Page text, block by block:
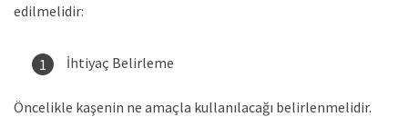
edilmelidir:
İhtiyaç Belirleme
Öncelikle kaşenin ne amaçla kullanılacağı belirlenmelidir.